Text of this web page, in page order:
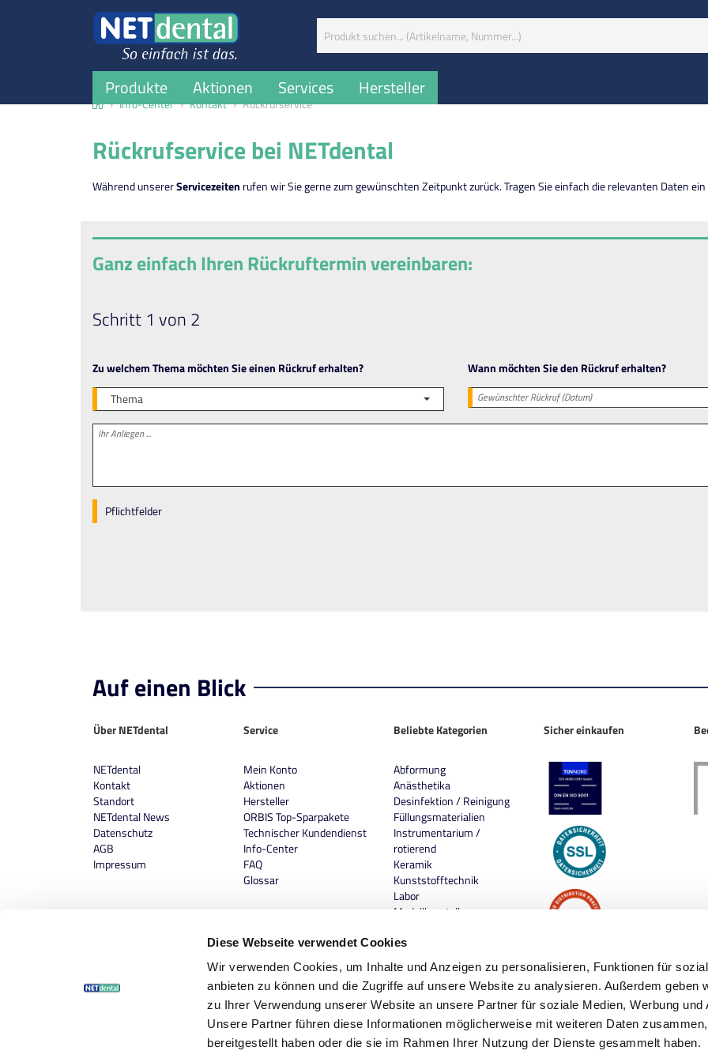
Diese Webseite verwendet Cookies
Wir verwenden Cookies, um Inhalte und Anzeigen zu personalisieren, Funktionen für
anbieten zu können und die Zugriffe auf unsere Website zu analysieren. Außerdem geben
zu Ihrer Verwendung unserer Website an unsere Partner für soziale Medien, Werbung und
Unsere Partner führen diese Informationen möglicherweise mit weiteren Daten
bereitgestellt haben oder die sie im Rahmen Ihrer Nutzung der Dienste gesammelt haben.
Produkte Aktionen Services Hersteller
HomeInfo-Center Kontakt Rückrufservice
Rückrufservice bei NETdental
Während unsererServicezeiten rufen wir Sie gerne zum gewünschten Zeitpunkt zurück. Tragen Sie einfach die relevanten Daten
Ganz einfach Ihren Rückruftermin vereinbaren:
Schritt 1 von 2
Zu welchem Thema möchten Sie einen Rückruf erhalten?
Thema
Wann möchten Sie den Rückruf erhalten?
Pflichtfelder
Auf einen Blick
Über NETdental
NETdental
Kontakt
Standort
NETdental News
Datenschutz
AGB
Impressum
Service
Mein Konto
Aktionen
Hersteller
ORBIS Top-Sparpakete
Technischer Kundendienst
Info-Center
FAQ
Glossar
Beliebte Kategorien
Abformung
Anästhetika
Desinfektion / Reinigung
Füllungsmaterialien
Instrumentarium /
rotierend
Keramik
Kunststofftechnik
Labor
Modellherstellung
Prophylaxe
Sicher einkaufen